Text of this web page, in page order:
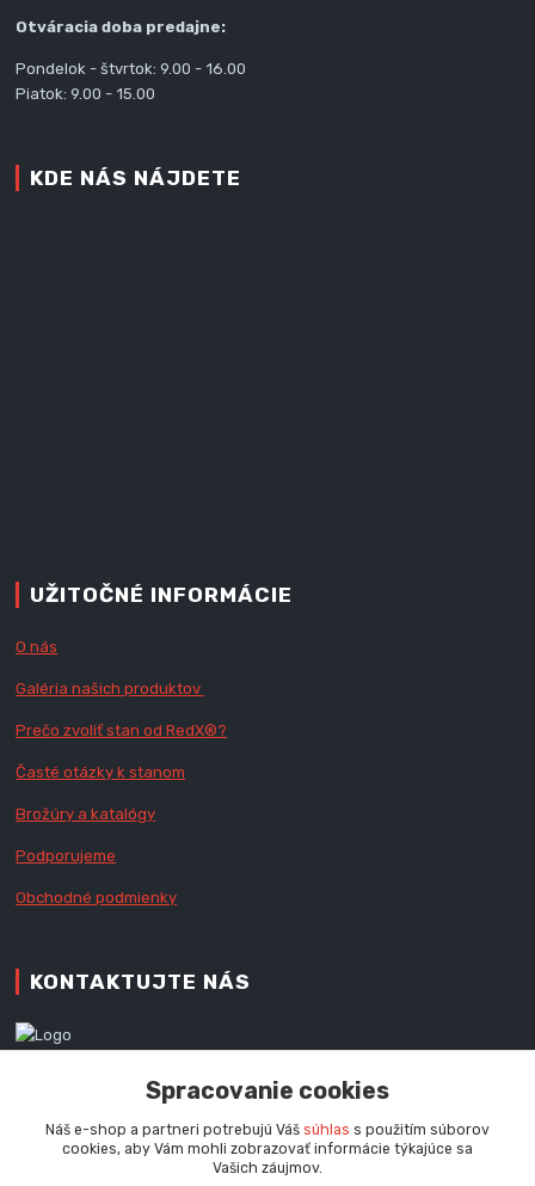
Otváracia doba predajne:
Pondelok - štvrtok: 9.00 - 16.00
Piatok: 9.00 - 15.00
KDE NÁS NÁJDETE
UŽITOČNÉ INFORMÁCIE
O nás
Galéria našich produktov
Prečo zvoliť stan od RedX®?
Časté otázky k stanom
Brožúry a katalógy
Podporujeme
Obchodné podmienky
KONTAKTUJTE NÁS
+421 905 060 020
info@redx-stany.sk
Spracovanie cookies
Náš e-shop a partneri potrebujú Váš súhlas s použitím súborov
cookies, aby Vám mohli zobrazovať informácie týkajúce sa
Vašich záujmov.